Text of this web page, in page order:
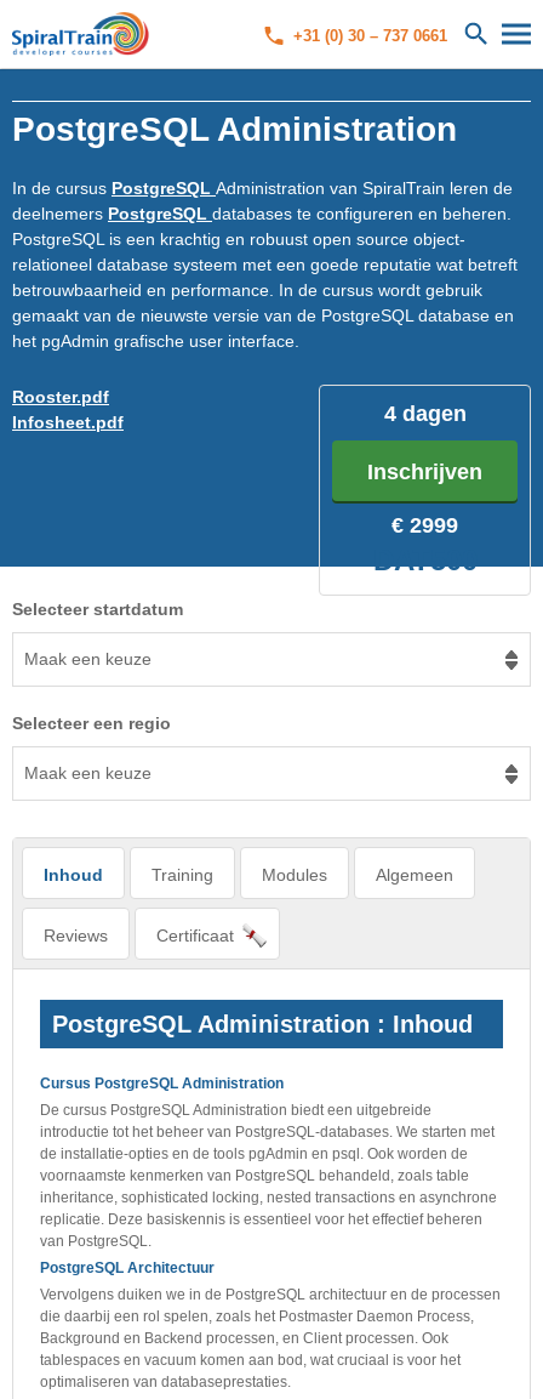
+31 (0) 30 – 737 0661
PostgreSQL Administration
In de cursus PostgreSQL Administration van SpiralTrain leren de
deelnemers PostgreSQL databases te configureren en beheren.
PostgreSQL is een krachtig en robuust open source object-
relationeel database systeem met een goede reputatie wat betreft
betrouwbaarheid en performance. In de cursus wordt gebruik
gemaakt van de nieuwste versie van de PostgreSQL database en
het pgAdmin grafische user interface.
4 dagen
Inschrijven
€ 2999
DAT500
Rooster.pdf
Infosheet.pdf
Selecteer startdatum
Maak een keuze
Selecteer een regio
Maak een keuze
Inhoud Training Modules Algemeen
Reviews Certificaat
PostgreSQL Administration : Inhoud
Cursus PostgreSQL Administration
De cursus PostgreSQL Administration biedt een uitgebreide
introductie tot het beheer van PostgreSQL-databases. We starten met
de installatie-opties en de tools pgAdmin en psql. Ook worden de
voornaamste kenmerken van PostgreSQL behandeld, zoals table
inheritance, sophisticated locking, nested transactions en asynchrone
replicatie. Deze basiskennis is essentieel voor het effectief beheren
van PostgreSQL.
PostgreSQL Architectuur
Vervolgens duiken we in de PostgreSQL architectuur en de processen
die daarbij een rol spelen, zoals het Postmaster Daemon Process,
Background en Backend processen, en Client processen. Ook
tablespaces en vacuum komen aan bod, wat cruciaal is voor het
optimaliseren van databaseprestaties.